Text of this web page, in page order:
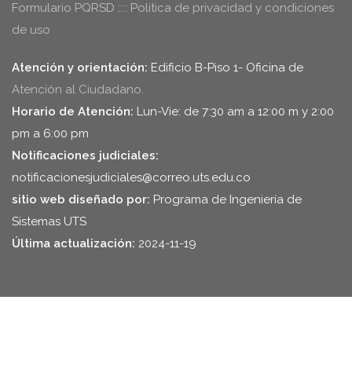
Formulario PQRSD :::: Política de privacidad y condiciones
de uso
Atención y orientación: Edificio B-Piso 1- Oficina de
Atención al Ciudadano.
Horario de Atención: Lun-Vie: de 7:30 am a 12:00 m y 2:00
pm a 6:00 pm
Notificaciones judiciales:
notificacionesjudiciales@correo.uts.edu.co
sitio web diseñado por: Programa de Ingeniería de
Sistemas UTS
Última actualización: 2024-11-19